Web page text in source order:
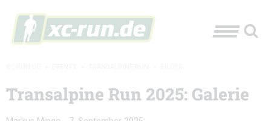
Transalpine Run 2025: Galerie